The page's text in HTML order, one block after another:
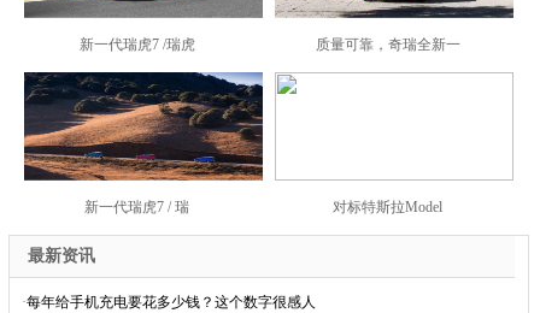
新一代瑞虎7 /瑞虎 质量可靠，奇瑞全新一
新一代瑞虎7 / 瑞 对标特斯拉Model
最新资讯
·每年给手机充电要花多少钱？这个数字很感人